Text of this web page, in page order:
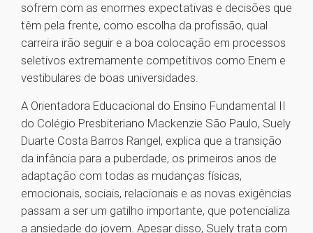
sofrem com as enormes expectativas e decisões que
têm pela frente, como escolha da profissão, qual
carreira irão seguir e a boa colocação em processos
seletivos extremamente competitivos como Enem e
vestibulares de boas universidades.
A Orientadora Educacional do Ensino Fundamental II
do Colégio Presbiteriano Mackenzie São Paulo, Suely
Duarte Costa Barros Rangel, explica que a transição
da infância para a puberdade, os primeiros anos de
adaptação com todas as mudanças físicas,
emocionais, sociais, relacionais e as novas exigências
passam a ser um gatilho importante, que potencializa
a ansiedade do jovem. Apesar disso, Suely trata com